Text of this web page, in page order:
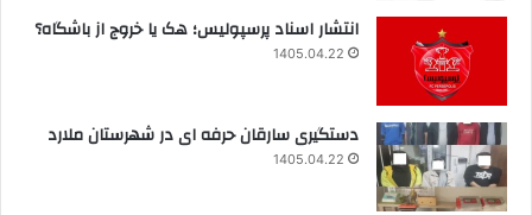
انتشار اسناد پرسپولیس؛ هک یا خروج از باشگاه؟
1405.04.22
دستگیری سارقان حرفه ای در شهرستان ملارد
1405.04.22